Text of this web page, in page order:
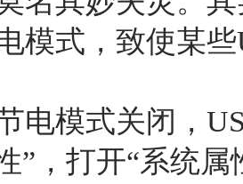
模式，致使某
电模式关闭，
”，打开“系统